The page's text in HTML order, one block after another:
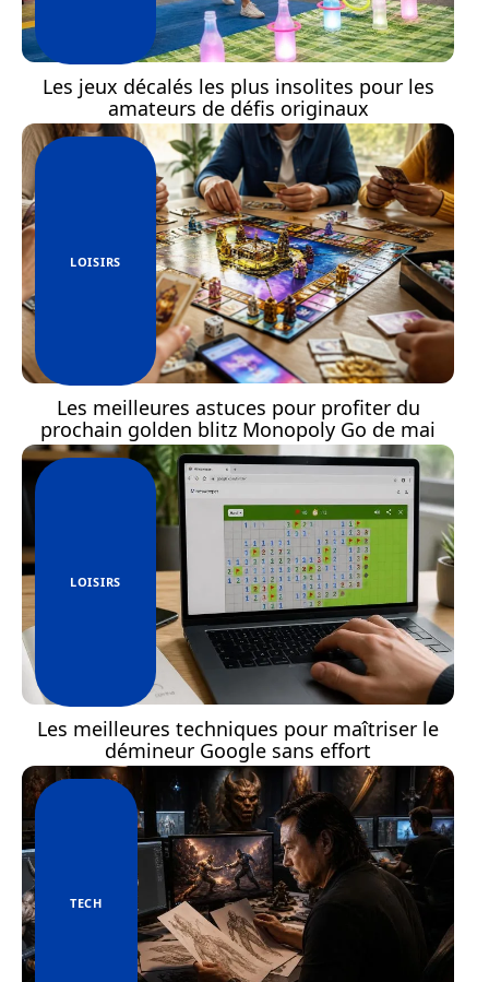
Les jeux décalés les plus insolites pour les
amateurs de défis originaux
LOISIRS
Les meilleures astuces pour profiter du
prochain golden blitz Monopoly Go de mai
LOISIRS
Les meilleures techniques pour maîtriser le
démineur Google sans effort
TECH